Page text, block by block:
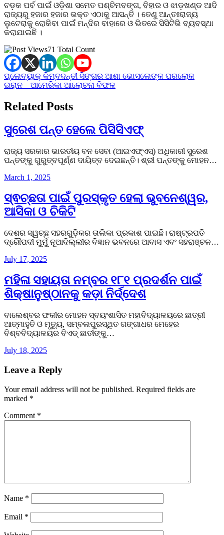
ଚଡ଼କ ପର୍ବ ପାଇଁ ଓଡ଼ିଶା ସମେତ ପଶ୍ଚିମବଙ୍ଗ, ବିହାର ଓ ଝାଡ଼ଖଣ୍ଡ ଆଦି
ରାଜ୍ୟରୁ ହଜାର ହଜାର ଭକ୍ତ ଏଠାକୁ ଆସନ୍ତି । ତେଣୁ ଆନ୍ତଃରାଜ୍ୟ
ଲୁଟେରାକୁ ରୋକିବା ପାଇଁ ମନ୍ଦିର ବାହାରେ ଓ ଭିତରେ ସିସିଟିଭି ବ୍ୟବସ୍ଥା
କରାଯାଇଛି ।
71 Total Count
Post
navigation
ପ୍ଲେବ୍ୟାକ୍ କିମ୍ବଦନ୍ତୀ ସିଙ୍ଗର ଆଶା ଭୋସଲେଙ୍କ ପରଲୋକ
ଇରାନ – ଆମେରିକା ଆଲୋଚନା ବିଫଳ
Related Posts
ସୁରେଶ ପନ୍ତ ହେଲେ ପିସିସିଏଫ୍‌
ରାଜ୍ୟ ସରକାର ଭାରତୀୟ ବନ ସେବା (ଆଇଏଫ୍‌ଏସ୍‌) ଅଧିକାରୀ ସୁରେଶ
ପନ୍ତଙ୍କୁ ଗୁରୁତ୍ବପୂର୍ଣ୍ଣ ଦାୟିତ୍ବ ଦେଇଛନ୍ତି। ଶ୍ରୀ ପନ୍ତଙ୍କୁ ମୋହନ…
March 1, 2025
ସ୍ଵଚ୍ଛତା ପାଇଁ ପୁରସ୍କୃତ ହେଲା ଭୁବନେଶ୍ୱର,
ଆସିକା ଓ ଚିକିଟି
ଦେଶର ସ୍ୱଚ୍ଛ ସହରଗୁଡ଼ିକର ତାଲିକା ପ୍ରକାଶ ପାଇଛି। ରାଷ୍ଟ୍ରପତି
ଦ୍ରୌପଦୀ ମୁର୍ମୁ ନୂଆଦିଲ୍ଲୀର ବିଜ୍ଞାନ ଭବନରେ ଆବାସ ଏବଂ ସହରାଞ୍ଚଳ…
July 17, 2025
ମହିଳା ସହାୟତା ନମ୍ବର ୧୮୧ ପ୍ରଦର୍ଶନ ପାଇଁ
ଶିକ୍ଷାନୁଷ୍ଠାନକୁ କଡ଼ା ନିର୍ଦ୍ଦେଶ
ବାଲେଶ୍ବର ଫକୀର ମୋହନ ସ୍ବୟଂଶାସିତ ମହାବିଦ୍ୟାଳୟରେ ଛାତ୍ରୀ
ଆତ୍ମାହୁତି ଓ ମୃତ୍ୟୁ, ସମ୍ବଲପୁରସ୍ଥିତ ଗଙ୍ଗାଧର ମେହେର
ବିଶ୍ବବିଦ୍ୟାଳୟର ବିଏଡ୍‌ ଛାତୀଙ୍କୁ…
July 18, 2025
Leave a Reply
Your email address will not be published. Required fields are
marked *
Comment *
Name *
Email *